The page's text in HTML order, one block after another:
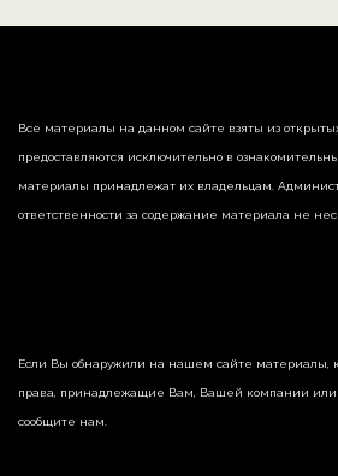
Все материалы на данном сайте взяты из
предоставляются исключительно в
материалы принадлежат их владельцам.
ответственности за содержание материала не
Если Вы обнаружили на нашем сайте материалы,
права, принадлежащие Вам, Вашей компании или
сообщите нам.